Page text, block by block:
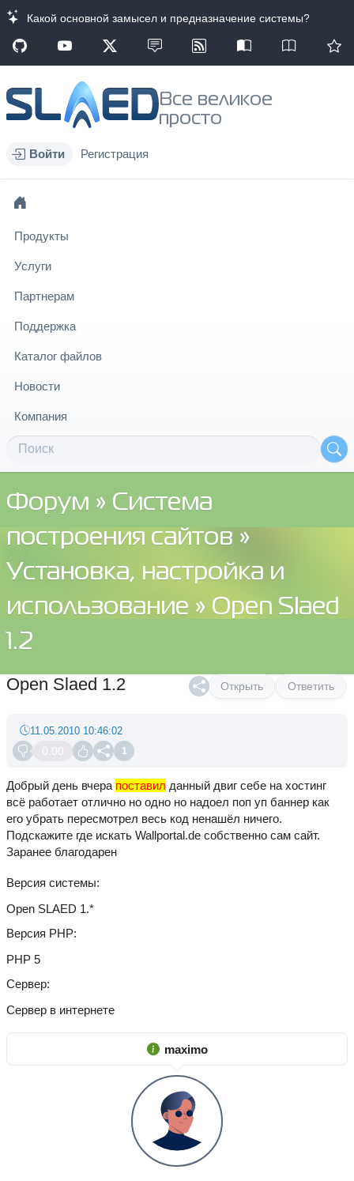
Какой основной замысел и предназначение системы?
Все великое
просто
Войти Регистрация
Продукты
Услуги
Партнерам
Поддержка
Каталог файлов
Новости
Компания
Форум » Система
построения сайтов »
Установка, настройка и
использование » Open Slaed
1.2
Открыть Ответить
Open Slaed 1.2
0.00 1
11.05.2010 10:46:02
Добрый день вчера поставил данный двиг себе на хостинг
всё работает отлично но одно но надоел поп уп баннер как
его убрать пересмотрел весь код ненашёл ничего.
Подскажите где искать Wallportal.de собственно сам сайт.
Заранее благодарен
Версия системы
Open SLAED 1.*
Версия PHP
PHP 5
Сервер
Сервер в интернете
maximo